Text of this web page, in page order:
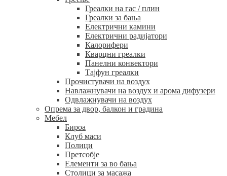
Греалки на гас / плин
Греалки за бања
Електрични камини
Електрични радијатори
Калорифери
Кварцни греалки
Панелни конвектори
Тајфун греалки
Прочистувачи на воздух
Навлажнувачи на воздух и арома дифузери
Одвлажнувачи на воздух
Опрема за двор, балкон и градина
Мебел
Бироа
Клуб маси
Полици
Претсобје
Елементи за во бања
Столици за масажа